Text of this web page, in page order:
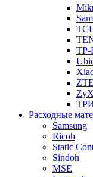
ZTE
Расходные
Samsung
Ricoh
Static
Sindoh
MSE